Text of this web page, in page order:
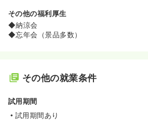
その他の福利厚生
◆納涼会
◆忘年会（景品多数）
その他の就業条件
試用期間
試用期間あり